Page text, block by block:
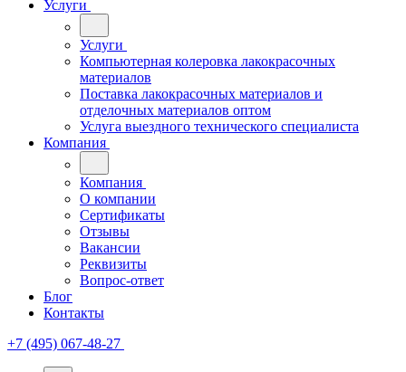
Услуги
Услуги
Компьютерная колеровка лакокрасочных
материалов
Поставка лакокрасочных материалов и
отделочных материалов оптом
Услуга выездного технического специалиста
Компания
Компания
О компании
Сертификаты
Отзывы
Вакансии
Реквизиты
Вопрос-ответ
Блог
Контакты
+7 (495) 067-48-27